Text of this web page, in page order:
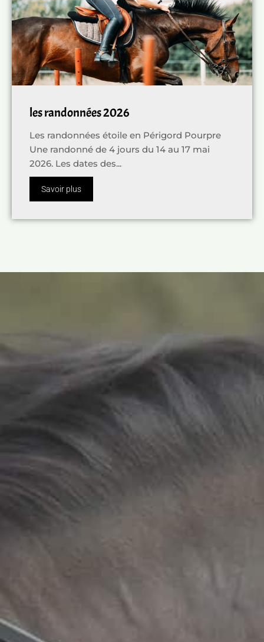
les randonnées 2026
Les randonnées étoile en Périgord Pourpre
Une randonné de 4 jours du 14 au 17 mai
2026. Les dates des...
Savoir plus